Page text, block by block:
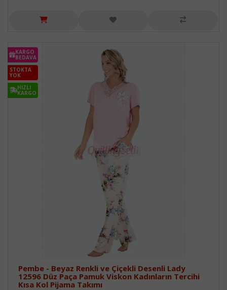
KARGO
BEDAVA
STOKTA
YOK
HIZLI
KARGO
Pembe - Beyaz Renkli ve Çiçekli Desenli Lady
12596 Düz Paça Pamuk Viskon Kadınların Tercihi
Kısa Kol Pijama Takımı